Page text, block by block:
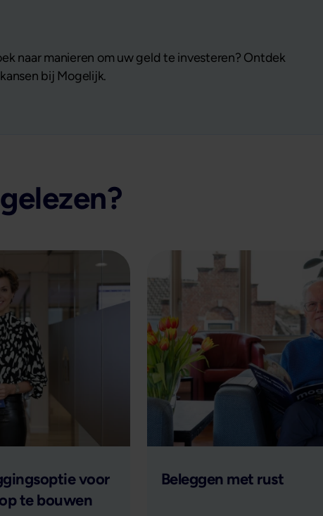
naar manieren om uw geld te investeren? Ontdek
bij Mogelijk.
voor
te bouwen
Lees verder
Beleggen met rust